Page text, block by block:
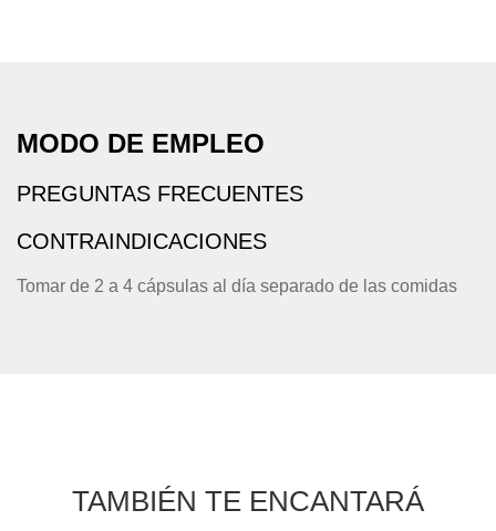
MODO DE EMPLEO
PREGUNTAS FRECUENTES
CONTRAINDICACIONES
Tomar de 2 a 4 cápsulas al día separado de las comidas
TAMBIÉN TE ENCANTARÁ